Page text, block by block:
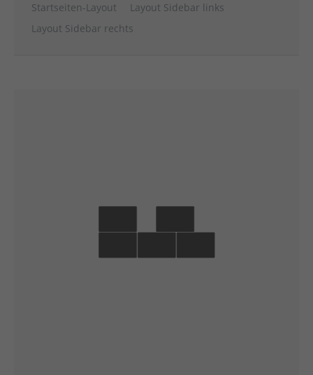
Startseiten-Layout
Layout Sidebar links
Layout Sidebar rechts